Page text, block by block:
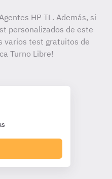
HP TL. Además, si
personalizados de este
varios test gratuitos de
Turno Libre!